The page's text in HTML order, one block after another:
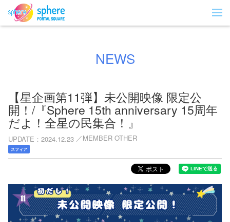
NEWS
【星企画第11弾】未公開映像 限定公
開！/『Sphere 15th anniversary 15周年
だよ！全星の民集合！』
UPDATE 2024.12.23 MEMBER OTHER
スフィア